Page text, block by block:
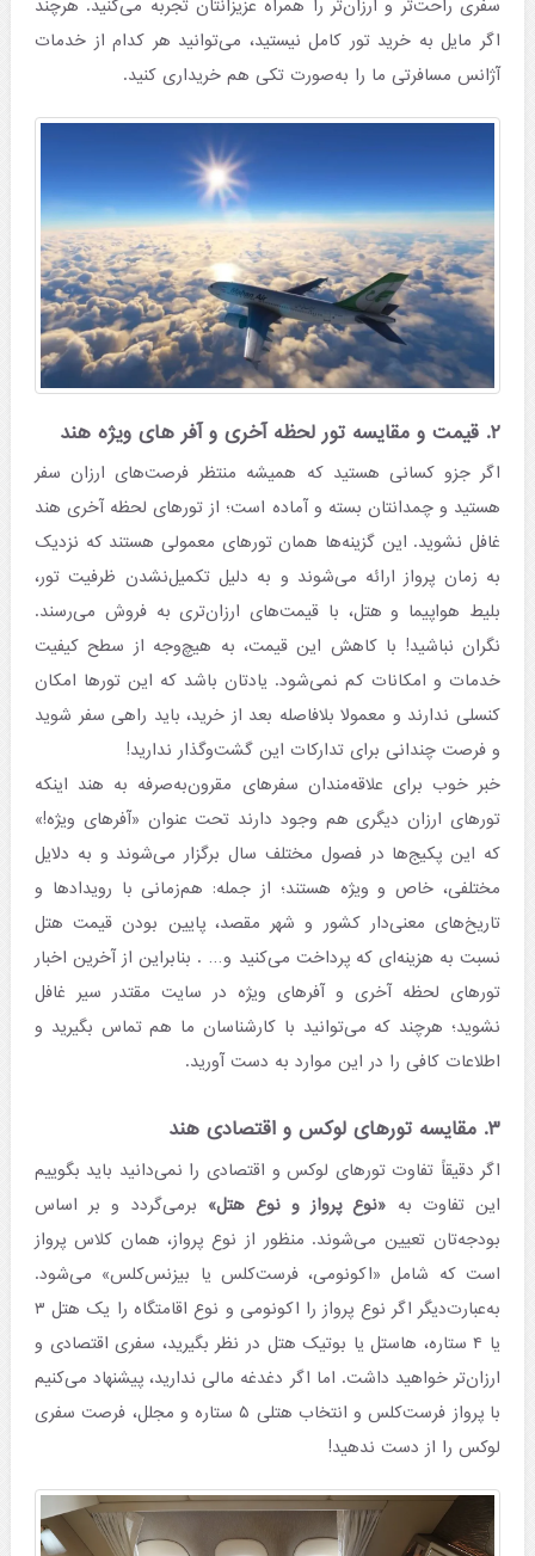
سفری راحت‌تر و ارزان‌تر را همراه عزیزانتان تجربه می‌کنید. هرچند
اگر مایل به خرید تور کامل نیستید، می‌توانید هر کدام از خدمات
آژانس مسافرتی ما را به‌صورت تکی هم خریداری کنید.
۲. قیمت و مقایسه‌ تور لحظه‌ آخری و آفر های ویژه هند
اگر جزو کسانی هستید که همیشه منتظر فرصت‌های ارزان سفر
هستید و چمدانتان بسته و آماده است؛ از تورهای لحظه آخری هند
غافل نشوید. این گزینه‌ها همان تورهای معمولی هستند که نزدیک
به زمان پرواز ارائه می‌شوند و به دلیل تکمیل‌نشدن ظرفیت تور،
بلیط هواپیما و هتل، با قیمت‌های ارزان‌تری به فروش می‌رسند.
نگران نباشید! با کاهش این قیمت، به هیچ‌وجه از سطح کیفیت
خدمات و امکانات کم نمی‌شود. یادتان باشد که این تورها امکان
کنسلی ندارند و معمولا بلافاصله بعد از خرید، باید راهی سفر شوید
و فرصت چندانی برای تدارکات این گشت‌وگذار ندارید!
خبر خوب برای علاقه‌مندان سفرهای مقرون‌به‌صرفه به هند اینکه
تورهای ارزان دیگری هم وجود دارند تحت عنوان «آفرهای ویژه!»
که این پکیج‌ها در فصول مختلف سال برگزار می‌شوند و به دلایل
مختلفی، خاص و ویژه هستند؛ از جمله: هم‌زمانی با رویدادها و
تاریخ‌های معنی‌دار کشور و شهر مقصد، پایین بودن قیمت هتل
نسبت به هزینه‌ای که پرداخت می‌کنید و… . بنابراین از آخرین اخبار
تورهای لحظه آخری و آفرهای ویژه در سایت مقتدر سیر غافل
نشوید؛ هرچند که می‌توانید با کارشناسان ما هم تماس بگیرید و
اطلاعات کافی را در این موارد به دست آورید.
۳. مقایسه تورهای لوکس و اقتصادی هند
اگر دقیقاً تفاوت تورهای لوکس و اقتصادی را نمی‌دانید باید بگوییم
این تفاوت به «نوع پرواز و نوع هتل» برمی‌گردد و بر اساس
بودجه‌تان تعیین می‌شوند. منظور از نوع پرواز، همان کلاس پرواز
است که شامل «اکونومی، فرست‌‌کلس یا بیزنس‌‌کلس» می‌شود.
به‌عبارت‌دیگر اگر نوع پرواز را اکونومی و نوع اقامتگاه را یک هتل ۳
یا ۴ ستاره، هاستل یا بوتیک هتل در نظر بگیرید، سفری اقتصادی و
ارزان‌تر خواهید داشت. اما اگر دغدغه مالی ندارید، پیشنهاد می‌کنیم
با پرواز فرست‌کلس و انتخاب هتلی ۵ ستاره و مجلل، فرصت سفری
لوکس را از دست ندهید!